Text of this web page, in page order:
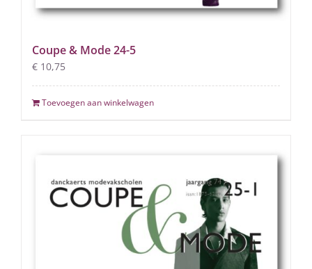
Coupe & Mode 24-5
€ 10,75
Toevoegen aan winkelwagen